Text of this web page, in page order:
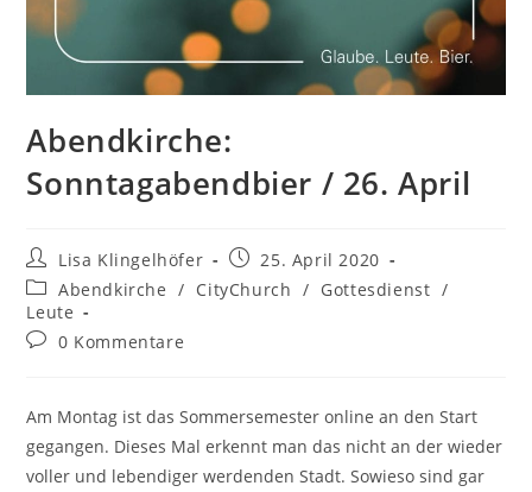
Abendkirche:
Sonntagabendbier / 26. April
Lisa Klingelhöfer
25. April 2020
Abendkirche / CityChurch / Gottesdienst /
Leute
0 Kommentare
Am Montag ist das Sommersemester online an den Start
gegangen. Dieses Mal erkennt man das nicht an der wieder
voller und lebendiger werdenden Stadt. Sowieso sind gar